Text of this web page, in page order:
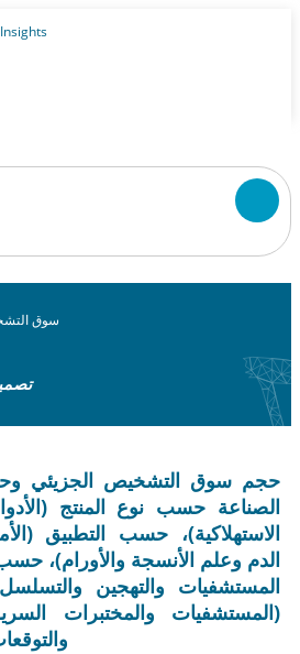
سوق
حجم سوق التشخيص الجزيئي
الصناعة حسب نوع المنتج
الاستهلاكية)، حسب التطبيق
الدم وعلم الأنسجة والأورام)،
المستشفيات والتهجين
(المستشفيات والمختبرات
والتوقعات